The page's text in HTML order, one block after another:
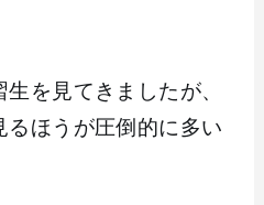
を見てきましたが、
るほうが圧倒的に多い